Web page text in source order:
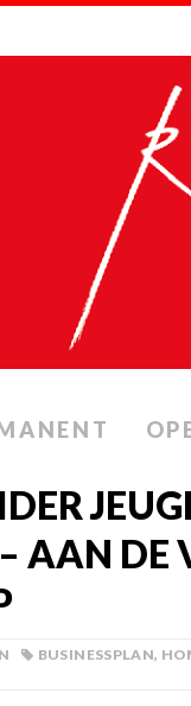
AAN DE
BUSINESSPLAN,